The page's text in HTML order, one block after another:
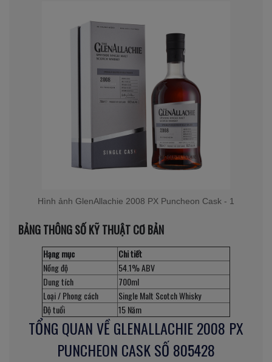
Hình ảnh GlenAllachie 2008 PX Puncheon Cask - 1
BẢNG THÔNG SỐ KỸ THUẬT CƠ BẢN
Hạng mục
Chi tiết
Nồng độ
54.1% ABV
Dung tích
700ml
Loại / Phong cách
Single Malt Scotch Whisky
Độ tuổi
15 Năm
TỔNG QUAN VỀ GLENALLACHIE 2008 PX
PUNCHEON CASK SỐ 805428